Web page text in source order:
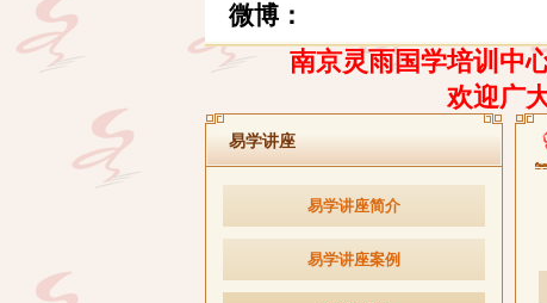
微博：
南京灵雨国学培训中
欢迎广
易学讲座
易学讲座简介
易学讲座案例